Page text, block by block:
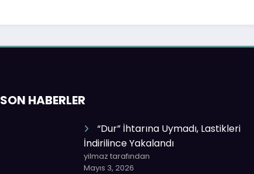
SON HABERLER
“Dur” İhtarına Uymadı, Lastikleri
İndirilince Yakalandı
yilmaz tarafından
Mayıs 3, 2026